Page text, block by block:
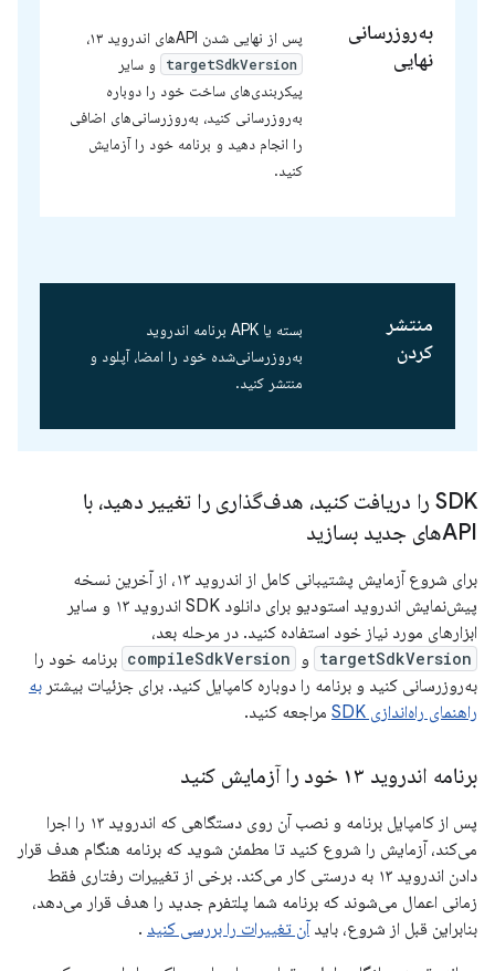
به‌روزرسانی
نهایی
پس از نهایی شدن APIهای اندروید ۱۳،
targetSdkVersion
و سایر
پیکربندی‌های ساخت خود را دوباره
به‌روزرسانی کنید، به‌روزرسانی‌های اضافی
را انجام دهید و برنامه خود را آزمایش
کنید.
منتشر
کردن
بسته یا APK برنامه اندروید
به‌روزرسانی‌شده خود را امضا، آپلود و
منتشر کنید.
SDK را دریافت کنید، هدف‌گذاری را تغییر دهید، با
APIهای جدید بسازید
برای شروع آزمایش پشتیبانی کامل از اندروید ۱۳، از آخرین نسخه
پیش‌نمایش اندروید استودیو برای دانلود SDK اندروید ۱۳ و سایر
ابزارهای مورد نیاز خود استفاده کنید. در مرحله بعد،
targetSdkVersion و compileSdkVersion برنامه خود را
به‌روزرسانی کنید و برنامه را دوباره کامپایل کنید. برای جزئیات بیشتر به
راهنمای راه‌اندازی SDK
مراجعه کنید.
برنامه اندروید ۱۳ خود را آزمایش کنید
پس از کامپایل برنامه و نصب آن روی دستگاهی که اندروید ۱۳ را اجرا
می‌کند، آزمایش را شروع کنید تا مطمئن شوید که برنامه هنگام هدف قرار
دادن اندروید ۱۳ به درستی کار می‌کند. برخی از تغییرات رفتاری فقط
زمانی اعمال می‌شوند که برنامه شما پلتفرم جدید را هدف قرار می‌دهد،
بنابراین قبل از شروع، باید آن تغییرات را بررسی کنید .